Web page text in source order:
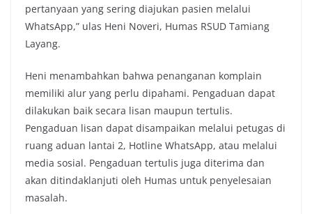
pertanyaan yang sering diajukan pasien melalui
WhatsApp,” ulas Heni Noveri, Humas RSUD Tamiang
Layang.
Heni menambahkan bahwa penanganan komplain
memiliki alur yang perlu dipahami. Pengaduan dapat
dilakukan baik secara lisan maupun tertulis.
Pengaduan lisan dapat disampaikan melalui petugas di
ruang aduan lantai 2, Hotline WhatsApp, atau melalui
media sosial. Pengaduan tertulis juga diterima dan
akan ditindaklanjuti oleh Humas untuk penyelesaian
masalah.